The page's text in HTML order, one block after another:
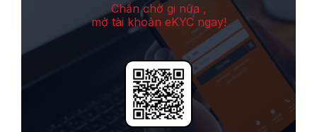
Chần chờ gi nữa ,
mở tài khoản eKYC ngay!